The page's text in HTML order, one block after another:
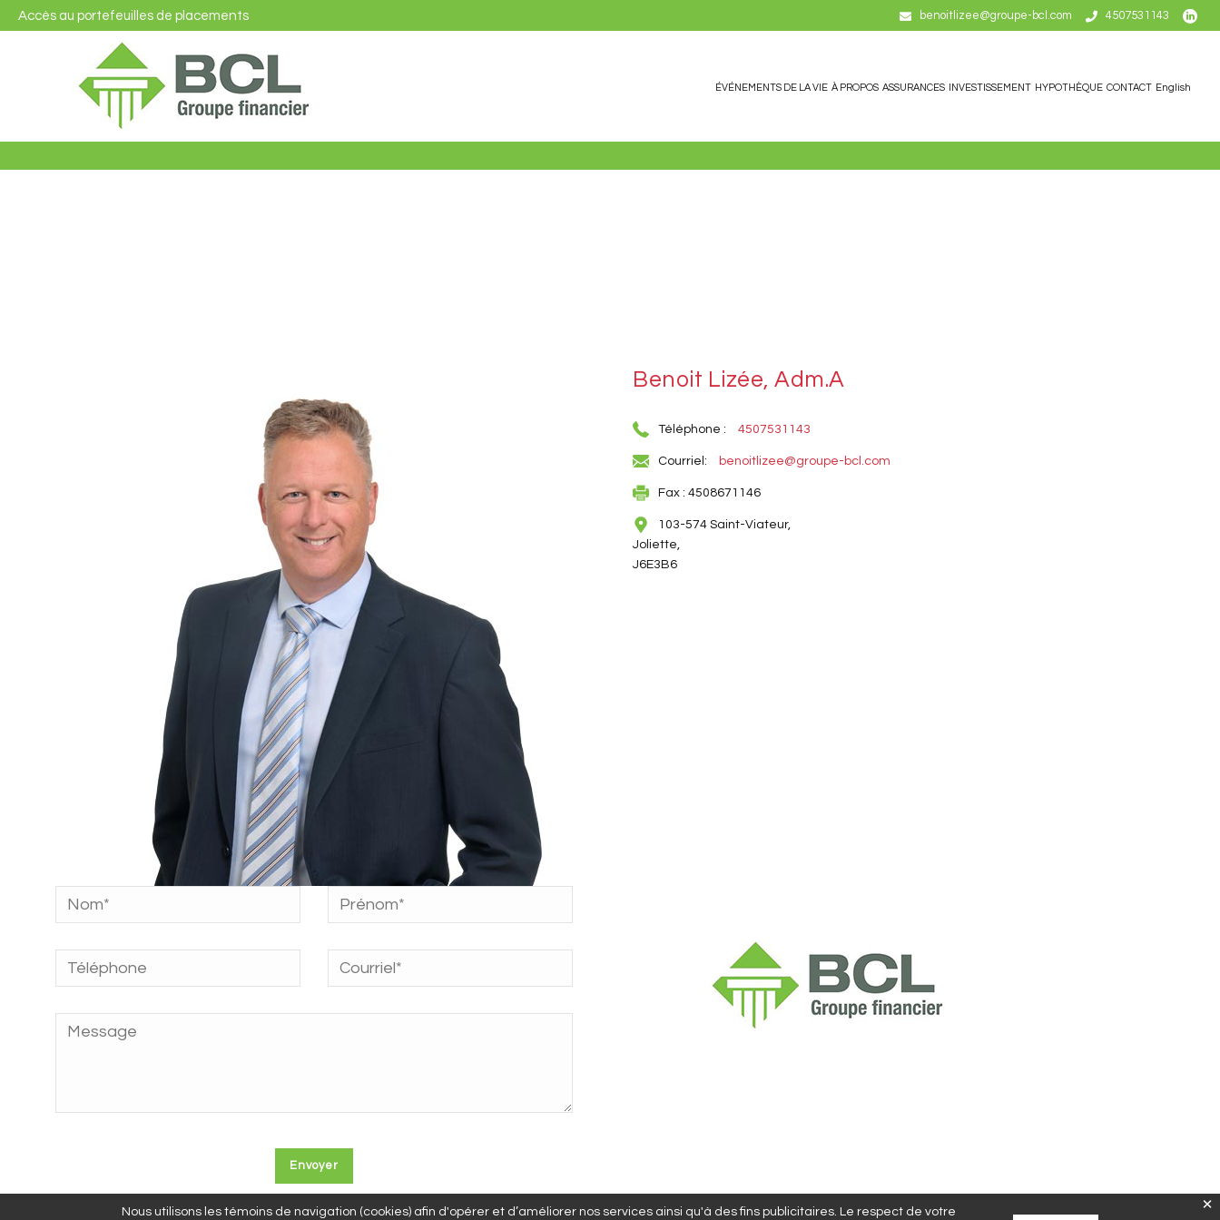
Accès au portefeuilles de placements 4507531143
benoitlizee@groupe-bcl.com
ÉVÉNEMENTS DE LA VIE À PROPOS ASSURANCES INVESTISSEMENT HYPOTHÈQUE CONTACT English
Benoit Lizée, Adm.A
Téléphone : 4507531143
Courriel: benoitlizee@groupe-bcl.com
Fax : 4508671146
103-574 Saint-Viateur,
Joliette,
J6E3B6
Nous utilisons les témoins de navigation (cookies) afin d'opérer et d’améliorer nos services ainsi qu'à des fins publicitaires. Le respect de votre